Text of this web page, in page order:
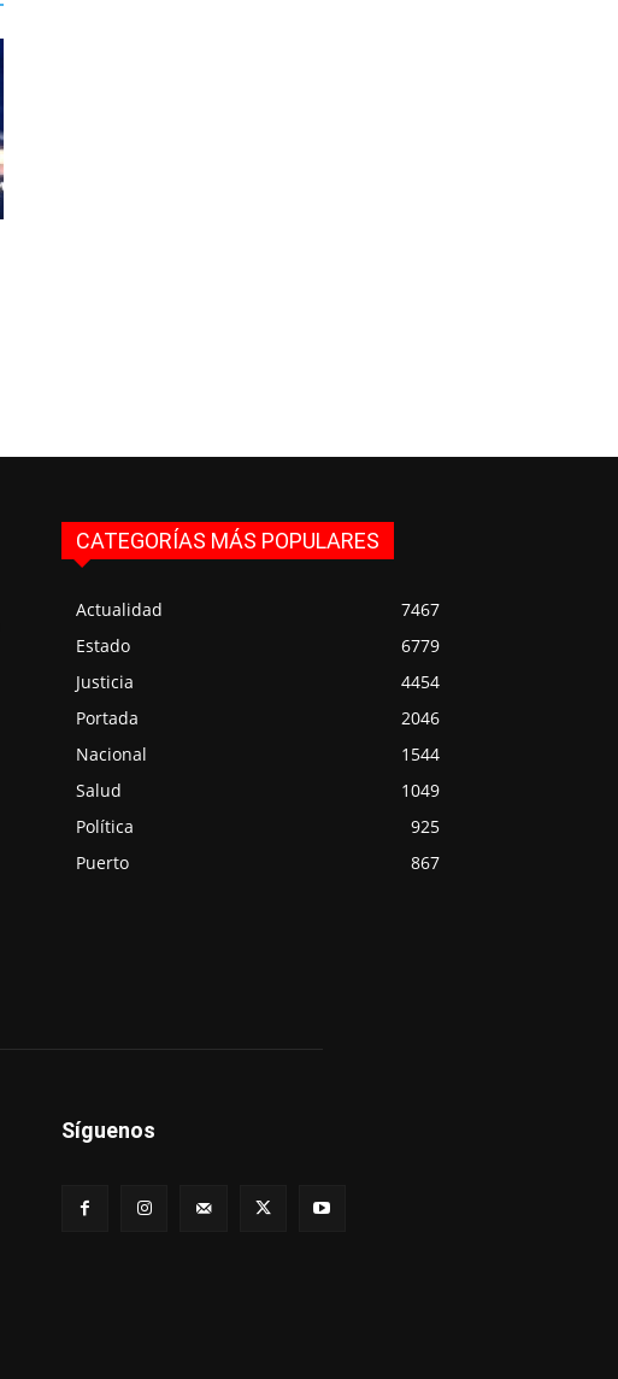
CATEGORÍAS MÁS POPULARES
Actualidad
7467
Estado
6779
Justicia
4454
Portada
2046
Nacional
1544
Salud
1049
Política
925
Puerto
867
Síguenos